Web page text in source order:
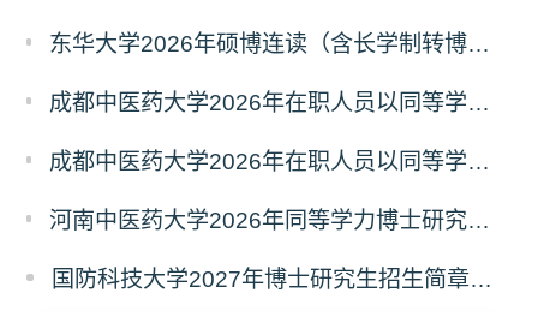
东华大学2026年硕博连读（含长学制转博）博士研究生拟录取名单公示
成都中医药大学2026年在职人员以同等学力申请中西医结合博士学术学位招生章程
成都中医药大学2026年在职人员以同等学力申请中医博士专业学位招生章程
河南中医药大学2026年同等学力博士研究生招生拟进入复试人员名单公示
国防科技大学2027年博士研究生招生简章（预发版）